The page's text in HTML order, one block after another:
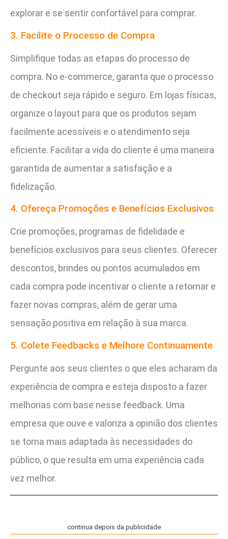
explorar e se sentir confortável para comprar.
3. Facilite o Processo de Compra
Simplifique todas as etapas do processo de
compra. No e-commerce, garanta que o processo
de checkout seja rápido e seguro. Em lojas físicas,
organize o layout para que os produtos sejam
facilmente acessíveis e o atendimento seja
eficiente. Facilitar a vida do cliente é uma maneira
garantida de aumentar a satisfação e a
fidelização.
4. Ofereça Promoções e Benefícios Exclusivos
Crie promoções, programas de fidelidade e
benefícios exclusivos para seus clientes. Oferecer
descontos, brindes ou pontos acumulados em
cada compra pode incentivar o cliente a retornar e
fazer novas compras, além de gerar uma
sensação positiva em relação à sua marca.
5. Colete Feedbacks e Melhore Continuamente
Pergunte aos seus clientes o que eles acharam da
experiência de compra e esteja disposto a fazer
melhorias com base nesse feedback. Uma
empresa que ouve e valoriza a opinião dos clientes
se torna mais adaptada às necessidades do
público, o que resulta em uma experiência cada
vez melhor.
continua depois da publicidade